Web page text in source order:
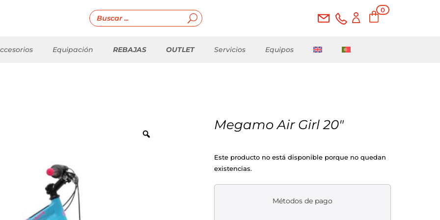
0
ele
Equipación REBAJAS OUTLET Servicios Equipos
Megamo Air Girl 20″
Este producto no está disponible porque no quedan
existencias.
Métodos de pago